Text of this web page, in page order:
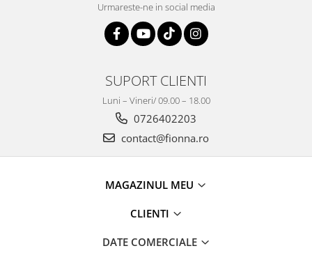
Urmareste-ne in social media
SUPORT CLIENTI
Luni – Vineri/ 09.00 – 18.00
0726402203
contact@fionna.ro
MAGAZINUL MEU
CLIENTI
DATE COMERCIALE